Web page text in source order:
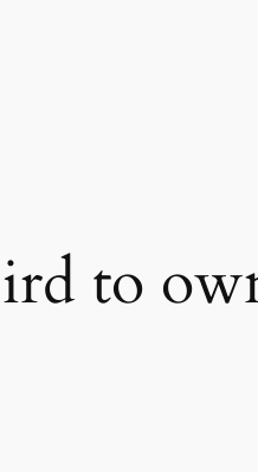
to